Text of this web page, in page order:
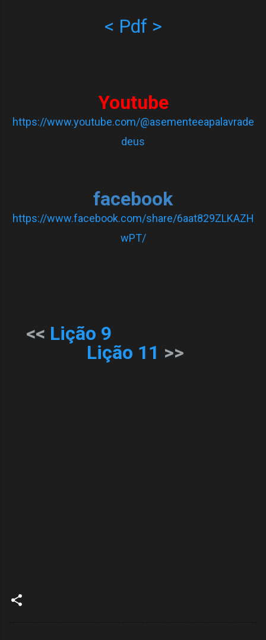
< Pdf >
Youtube
https://www.youtube.com/@asementeeapalavrade
deus
facebook
https://www.facebook.com/share/6aat829ZLKAZH
wPT/
<< Lição 9
Lição 11 >>